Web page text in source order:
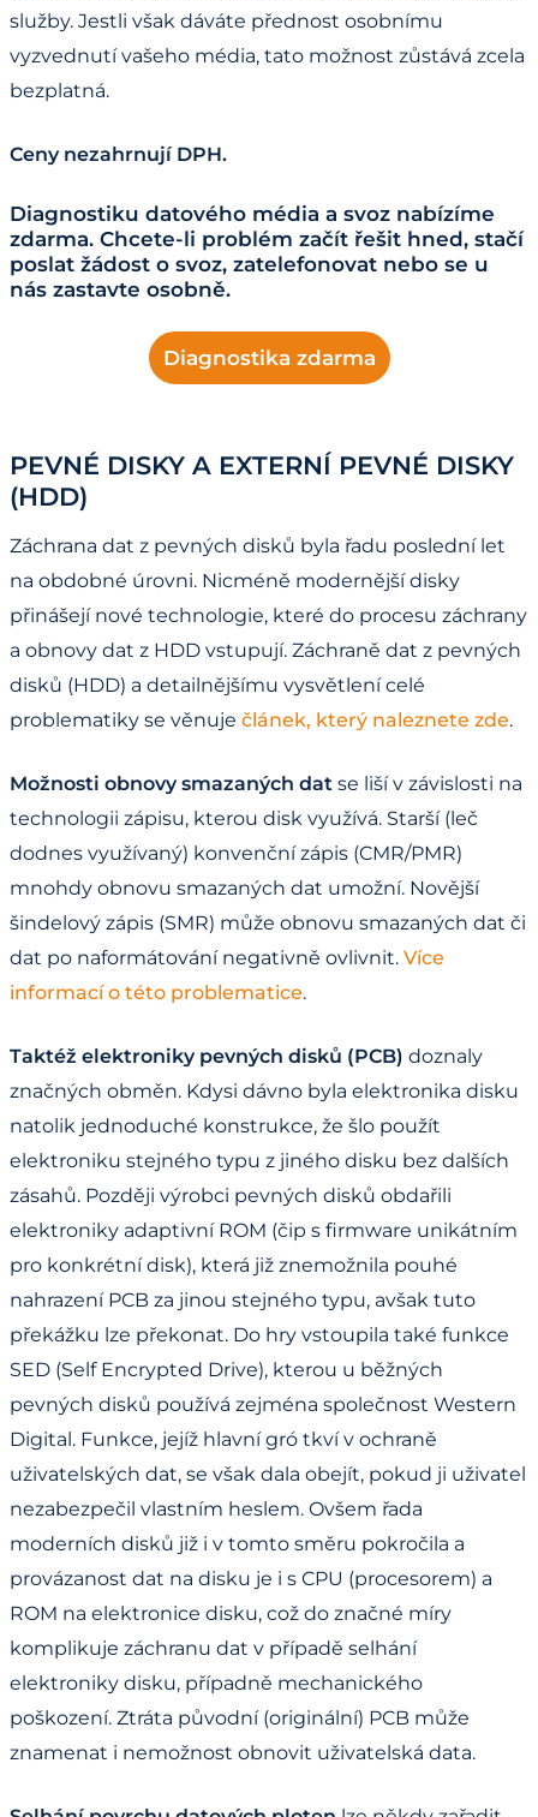
služby. Jestli však dáváte přednost osobnímu
vyzvednutí vašeho média, tato možnost zůstává zcela
bezplatná.
Ceny nezahrnují DPH.
Diagnostiku datového média a svoz nabízíme
zdarma. Chcete-li problém začít řešit hned, stačí
poslat žádost o svoz, zatelefonovat nebo se u
nás zastavte osobně.
Diagnostika zdarma
PEVNÉ DISKY A EXTERNÍ PEVNÉ DISKY
(HDD)
Záchrana dat z pevných disků byla řadu poslední let
na obdobné úrovni. Nicméně modernější disky
přinášejí nové technologie, které do procesu záchrany
a obnovy dat z HDD vstupují. Záchraně dat z pevných
disků (HDD) a detailnějšímu vysvětlení celé
problematiky se věnuje článek, který naleznete zde.
Možnosti obnovy smazaných dat se liší v závislosti na
technologii zápisu, kterou disk využívá. Starší (leč
dodnes využívaný) konvenční zápis (CMR/PMR)
mnohdy obnovu smazaných dat umožní. Novější
šindelový zápis (SMR) může obnovu smazaných dat či
dat po naformátování negativně ovlivnit. Více
informací o této problematice.
Taktéž elektroniky pevných disků (PCB) doznaly
značných obměn. Kdysi dávno byla elektronika disku
natolik jednoduché konstrukce, že šlo použít
elektroniku stejného typu z jiného disku bez dalších
zásahů. Později výrobci pevných disků obdařili
elektroniky adaptivní ROM (čip s firmware unikátním
pro konkrétní disk), která již znemožnila pouhé
nahrazení PCB za jinou stejného typu, avšak tuto
překážku lze překonat. Do hry vstoupila také funkce
SED (Self Encrypted Drive), kterou u běžných
pevných disků používá zejména společnost Western
Digital. Funkce, jejíž hlavní gró tkví v ochraně
uživatelských dat, se však dala obejít, pokud ji uživatel
nezabezpečil vlastním heslem. Ovšem řada
moderních disků již i v tomto směru pokročila a
provázanost dat na disku je i s CPU (procesorem) a
ROM na elektronice disku, což do značné míry
komplikuje záchranu dat v případě selhání
elektroniky disku, případně mechanického
poškození. Ztráta původní (originální) PCB může
znamenat i nemožnost obnovit uživatelská data.